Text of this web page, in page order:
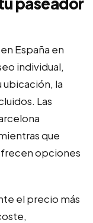
España en
individual,
la
Las
que
opciones
el precio más